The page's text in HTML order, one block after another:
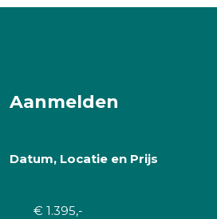
Aanmelden
Datum, Locatie en Prijs
€ 1.395,-